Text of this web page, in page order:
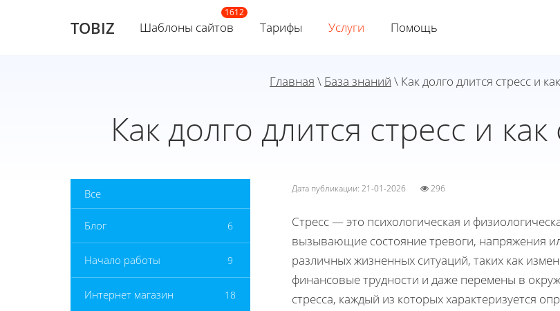
TOBIZ Шаблоны сайтов Тарифы Услуги Помощь
Главная \ База знаний \ Как долго длится стресс и
Как долго длится стресс и
Все
Блог 6
Начало работы 9
Интернет магазин 18
Дата публикации: 21-01-2026 296
Стресс — это психологическая и
вызывающие состояние тревоги, напряжения
различных жизненных ситуаций, таких как
финансовые трудности и даже перемены в
стресса, каждый из которых характеризуется